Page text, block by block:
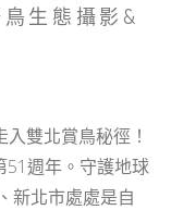
生態攝影&
雙北賞鳥秘徑！
51週年。守護地球
新北市處處是自